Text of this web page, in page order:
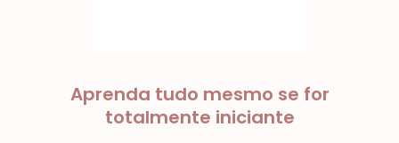
Aprenda tudo mesmo se for
totalmente iniciante